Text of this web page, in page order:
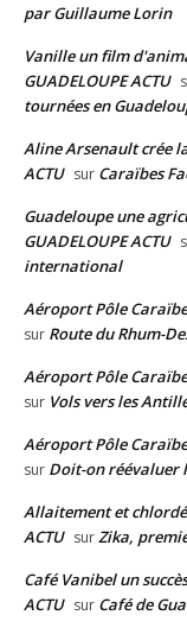
par Guillaume Lorin
Vanille un film
GUADELOUPE ACTU
tournées en
Aline Arsenault crée
ACTU sur Caraïbes
Guadeloupe une
GUADELOUPE ACTU
international
Aéroport Pôle
sur Route du Rhum-
Aéroport Pôle
sur Vols vers les
Aéroport Pôle
sur Doit-on réévaluer
Allaitement et
ACTU surZika,
Café Vanibel un
ACTU sur Café de